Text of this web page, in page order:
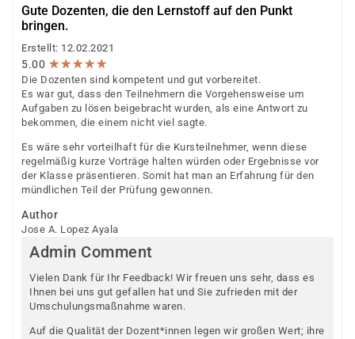
Gute Dozenten, die den Lernstoff auf den Punkt
bringen.
Erstellt: 12.02.2021
5.00 ★★★★★
★★★★★
Die Dozenten sind kompetent und gut vorbereitet.
Es war gut, dass den Teilnehmern die Vorgehensweise um
Aufgaben zu lösen beigebracht wurden, als eine Antwort zu
bekommen, die einem nicht viel sagte.
Es wäre sehr vorteilhaft für die Kursteilnehmer, wenn diese
regelmäßig kurze Vorträge halten würden oder Ergebnisse vor
der Klasse präsentieren. Somit hat man an Erfahrung für den
mündlichen Teil der Prüfung gewonnen.
Author
Jose A. Lopez Ayala
Admin Comment
Vielen Dank für Ihr Feedback! Wir freuen uns sehr, dass es
Ihnen bei uns gut gefallen hat und Sie zufrieden mit der
Umschulungsmaßnahme waren.
Auf die Qualität der Dozent*innen legen wir großen Wert; ihre